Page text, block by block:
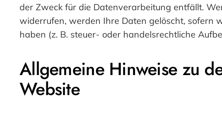
der Zweck für die Datenverarbeitung entfällt.
widerrufen, werden Ihre Daten gelöscht, sofern
haben (z. B. steuer- oder handelsrechtliche
Allgemeine Hinweise zu
Website